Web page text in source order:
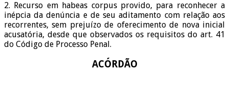
2. Recurso em habeas corpus provido, para reconhecer a
inépcia da denúncia e de seu aditamento com relação aos
recorrentes, sem prejuízo de oferecimento de nova inicial
acusatória, desde que observados os requisitos do art. 41
do Código de Processo Penal.
ACÓRDÃO